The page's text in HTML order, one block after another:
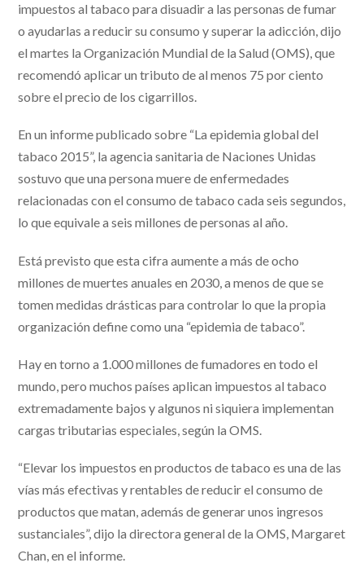
impuestos al tabaco para disuadir a las personas de fumar
o ayudarlas a reducir su consumo y superar la adicción, dijo
el martes la Organización Mundial de la Salud (OMS), que
recomendó aplicar un tributo de al menos 75 por ciento
sobre el precio de los cigarrillos.
En un informe publicado sobre “La epidemia global del
tabaco 2015”, la agencia sanitaria de Naciones Unidas
sostuvo que una persona muere de enfermedades
relacionadas con el consumo de tabaco cada seis segundos,
lo que equivale a seis millones de personas al año.
Está previsto que esta cifra aumente a más de ocho
millones de muertes anuales en 2030, a menos de que se
tomen medidas drásticas para controlar lo que la propia
organización define como una “epidemia de tabaco”.
Hay en torno a 1.000 millones de fumadores en todo el
mundo, pero muchos países aplican impuestos al tabaco
extremadamente bajos y algunos ni siquiera implementan
cargas tributarias especiales, según la OMS.
“Elevar los impuestos en productos de tabaco es una de las
vías más efectivas y rentables de reducir el consumo de
productos que matan, además de generar unos ingresos
sustanciales”, dijo la directora general de la OMS, Margaret
Chan, en el informe.